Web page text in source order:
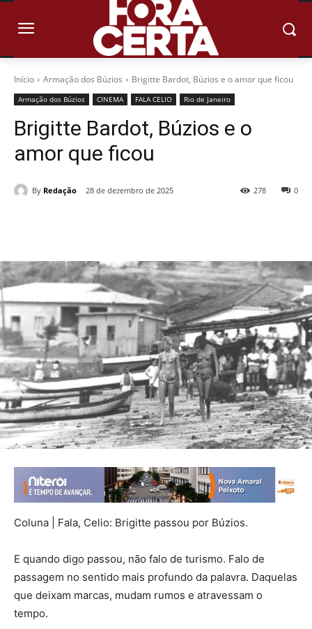
Início Armação dos Búzios Brigitte Bardot, Búzios e o amor que ficou
Armação dos Búzios CINEMA FALA CELIO Rio de Janeiro
Brigitte Bardot, Búzios e o
amor que ficou
By Redação 28 de dezembro de 2025 0
278
Coluna | Fala, Celio: Brigitte passou por Búzios.
E quando digo passou, não falo de turismo. Falo de
passagem no sentido mais profundo da palavra. Daquelas
que deixam marcas, mudam rumos e atravessam o
tempo.